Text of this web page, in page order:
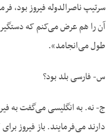
سرتیپ ناصرالدوله فیروز
آن را هم عرض می‌کنم که
طول می‌انجامد».
س- فارسی بلد بود؟
ج- نه. به انگلیسی می‌گفت به
دارند می‌فرمایند. باز فیروز